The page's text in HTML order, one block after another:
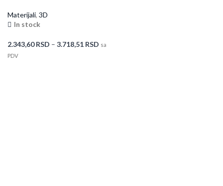
Materijali, 3D
In stock
2.343,60RSD – 3.718,51 RSD sa
PDV